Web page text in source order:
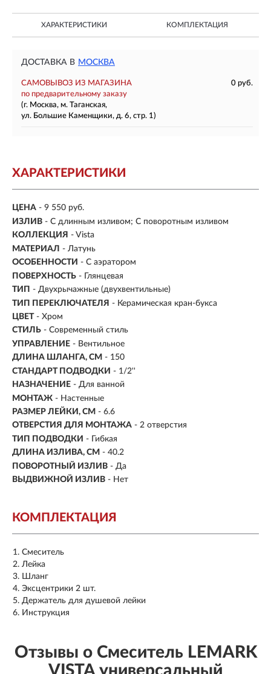
ХАРАКТЕРИСТИКИ КОМПЛЕКТАЦИЯ
ДОСТАВКА В МОСКВА
САМОВЫВОЗ ИЗ МАГАЗИНА
0 руб.
по предварительному заказу
(г. Москва, м. Таганская,
ул. Большие Каменщики, д. 6, стр. 1)
ХАРАКТЕРИСТИКИ
ЦЕНА - 9 550 руб.
ИЗЛИВ - С длинным изливом; С поворотным изливом
КОЛЛЕКЦИЯ - Vista
МАТЕРИАЛ - Латунь
ОСОБЕННОСТИ - С аэратором
ПОВЕРХНОСТЬ - Глянцевая
ТИП - Двухрычажные (двухвентильные)
ТИП ПЕРЕКЛЮЧАТЕЛЯ - Керамическая кран-букса
ЦВЕТ - Хром
СТИЛЬ - Современный стиль
УПРАВЛЕНИЕ - Вентильное
ДЛИНА ШЛАНГА, СМ - 150
СТАНДАРТ ПОДВОДКИ - 1/2''
НАЗНАЧЕНИЕ - Для ванной
МОНТАЖ - Настенные
РАЗМЕР ЛЕЙКИ, СМ - 6.6
ОТВЕРСТИЯ ДЛЯ МОНТАЖА - 2 отверстия
ТИП ПОДВОДКИ - Гибкая
ДЛИНА ИЗЛИВА, СМ - 40.2
ПОВОРОТНЫЙ ИЗЛИВ - Да
ВЫДВИЖНОЙ ИЗЛИВ - Нет
КОМПЛЕКТАЦИЯ
Смеситель
Лейка
Шланг
Эксцентрики 2 шт.
Держатель для душевой лейки
Инструкция
Отзывы о Смеситель LEMARK
VISTA универсальный